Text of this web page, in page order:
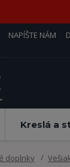
NAPÍŠTE NÁM
Kreslá a
doplnky